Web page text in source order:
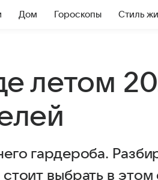
Дом Гороскопы Стиль
летом
гардероба.
выбрать в этом